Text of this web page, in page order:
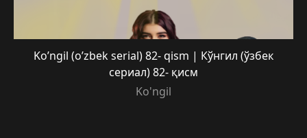
Ko’ngil (o’zbek serial) 82- qism | Кўнгил (ўзбек
сериал) 82- қисм
Ko'ngil